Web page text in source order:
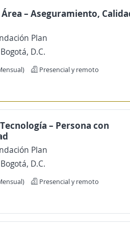
– Aseguramiento,
Plan
D.C.
Presencial y remoto
– Persona con
Plan
D.C.
Presencial y remoto